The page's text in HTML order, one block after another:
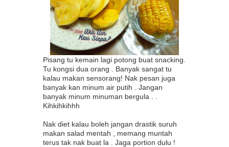
Pisang tu kemain lagi potong buat snacking.
Tu kongsi dua orang . Banyak sangat tu
kalau makan sensorang! Nak pesan juga
banyak kan minum air putih . Jangan
banyak minum minuman bergula . .
Kihkihkihhh
Nak diet kalau boleh jangan drastik suruh
makan salad mentah , memang muntah
terus tak nak buat la . Jaga portion dulu !